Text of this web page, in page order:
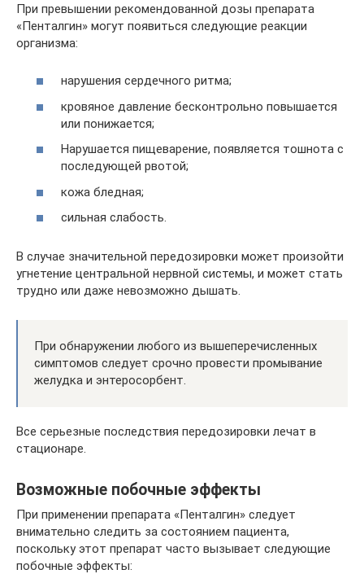
При превышении рекомендованной дозы препарата
«Пенталгин» могут появиться следующие реакции
организма:
нарушения сердечного ритма;
кровяное давление бесконтрольно повышается
или понижается;
Нарушается пищеварение, появляется тошнота с
последующей рвотой;
кожа бледная;
сильная слабость.
В случае значительной передозировки может произойти
угнетение центральной нервной системы, и может стать
трудно или даже невозможно дышать.
При обнаружении любого из вышеперечисленных
симптомов следует срочно провести промывание
желудка и энтеросорбент.
Все серьезные последствия передозировки лечат в
стационаре.
Возможные побочные эффекты
При применении препарата «Пенталгин» следует
внимательно следить за состоянием пациента,
поскольку этот препарат часто вызывает следующие
побочные эффекты: